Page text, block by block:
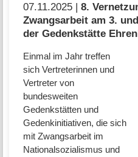
07.11.2025 | 8.
Zwangsarbeit am 3.
der Gedenkstätte
Einmal im Jahr treffen
sich Vertreterinnen und
Vertreter von
bundesweiten
Gedenkstätten und
Gedenkinitiativen, die sich
mit Zwangsarbeit im
Nationalsozialismus und